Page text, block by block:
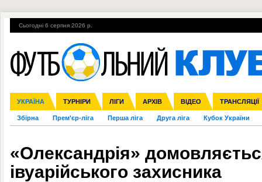
Сьогодні 6 серпня 2026 р.
УКРАЇНА ТУРНІРИ ЛІГИ АРХІВ ВІДЕО ТРАНСЛЯЦІЇ
Збірна Прем'єр-ліга Перша ліга Друга ліга Кубок України
Ліга чемпіонів Ліга Європи Міжнародні Ліга націй Ліга
Англія Іспанія Італія Німеччина Франція Інші
ЧС-2014 ЄВРО-2016 Росія Кубок конфедерацій ЧЄ-2015 (U-
Гарячі теми УПЛ, 1-й тур ВІЙНА УПЛ-ПЕРЕХОДИ
«Олександрія»
івуарійського захисника